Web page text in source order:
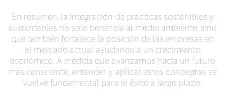
En resumen, la integración de prácticas sostenibles y
sustentables no solo beneficia al medio ambiente, sino
que también fortalece la posición de las empresas en
el mercado actual ayudando a un crecimiento
económico. A medida que avanzamos hacia un futuro
más consciente, entender y aplicar estos conceptos se
vuelve fundamental para el éxito a largo plazo.